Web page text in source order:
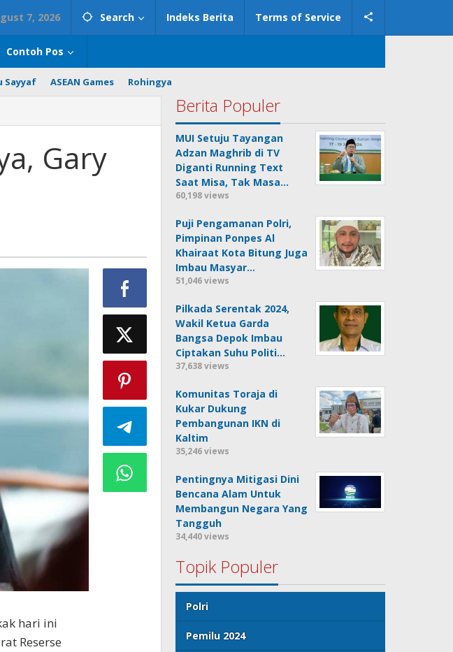
7, 2026 Search Indeks Berita Terms of Service
Contoh Pos
Sayyaf ASEAN Games Rohingya
Gary
hari ini
Reserse
Berita Populer
MUI Setuju Tayangan
Adzan Maghrib di TV
Diganti Running Text
Saat Misa, Tak Masa…
60,198 views
Puji Pengamanan Polri,
Pimpinan Ponpes Al
Khairaat Kota Bitung Juga
Imbau Masyar…
51,046 views
Pilkada Serentak 2024,
Wakil Ketua Garda
Bangsa Depok Imbau
Ciptakan Suhu Politi…
37,638 views
Komunitas Toraja di
Kukar Dukung
Pembangunan IKN di
Kaltim
35,246 views
Pentingnya Mitigasi Dini
Bencana Alam Untuk
Membangun Negara Yang
Tangguh
34,440 views
Topik Populer
Polri
Pemilu 2024